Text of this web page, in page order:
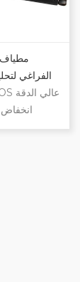
واجهة مستخدم
مطياف
الفراغي
انخفاض
للملكية